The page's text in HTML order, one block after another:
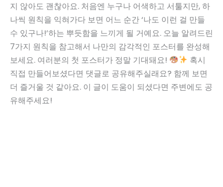
지 않아도 괜찮아요. 처음엔 누구나 어색하고 서툴지만, 하
나씩 원칙을 익혀가다 보면 어느 순간 ‘나도 이런 걸 만들
수 있구나!’하는 뿌듯함을 느끼게 될 거예요. 오늘 알려드린
7가지 원칙을 참고해서 나만의 감각적인 포스터를 완성해
보세요. 여러분의 첫 포스터가 정말 기대돼요!
혹시
직접 만들어보셨다면 댓글로 공유해주실래요? 함께 보면
더 즐거울 것 같아요. 이 글이 도움이 되셨다면 주변에도 공
유해주세요!